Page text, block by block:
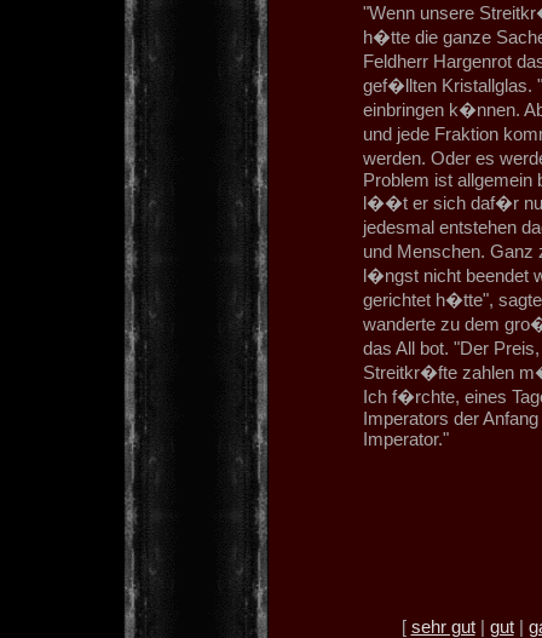
"Wenn unsere
h�tte die ganze
Feldherr Hargenrot
gef�llten Kristallglas.
einbringen k�nnen.
und jede Fraktion
werden. Oder es
Problem ist allgemein
l��t er sich daf�r nur
jedesmal entstehen
und Menschen.
l�ngst nicht beendet
gerichtet h�tte",
wanderte zu dem
das All bot. "Der
Streitkr�fte zahlen
Ich f�rchte, eines
Imperators der
Imperator."
[ sehr gut| gut|